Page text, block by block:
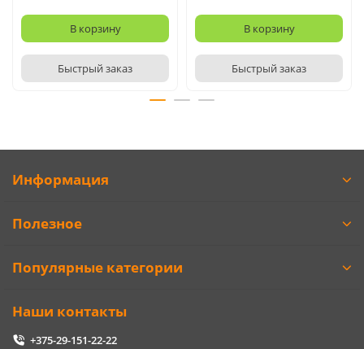
В корзину
Быстрый заказ
В корзину
Быстрый заказ
Информация
Полезное
Популярные категории
Наши контакты
+375-29-151-22-22